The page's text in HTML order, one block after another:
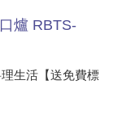
爐 RBTS-
生活【送免費標